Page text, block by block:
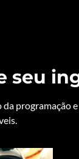
seu
programação